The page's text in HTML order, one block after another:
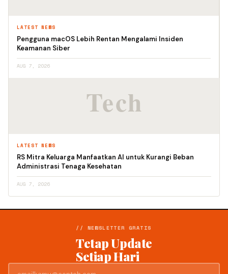
LATEST NEWS
Pengguna macOS Lebih Rentan Mengalami Insiden
Keamanan Siber
AUG 7, 2026
LATEST NEWS
RS Mitra Keluarga Manfaatkan AI untuk Kurangi Beban
Administrasi Tenaga Kesehatan
AUG 7, 2026
// NEWSLETTER GRATIS
Tetap Update
Setiap Hari